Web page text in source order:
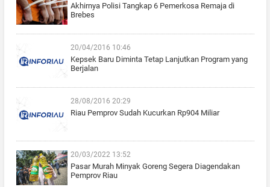
Akhirnya Polisi Tangkap 6 Pemerkosa Remaja di
Brebes
20/04/2016 10:46
Kepsek Baru Diminta Tetap Lanjutkan Program yang
Berjalan
28/08/2016 20:29
Riau Pemprov Sudah Kucurkan Rp904 Miliar
20/03/2022 13:52
Pasar Murah Minyak Goreng Segera Diagendakan
Pemprov Riau